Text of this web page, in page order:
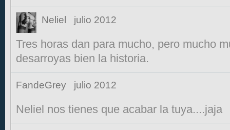
Neliel julio 2012
Tres horas dan para mucho, pero mucho
desarroyas bien la historia.
FandeGrey julio 2012
Neliel nos tienes que acabar la tuya....jaja